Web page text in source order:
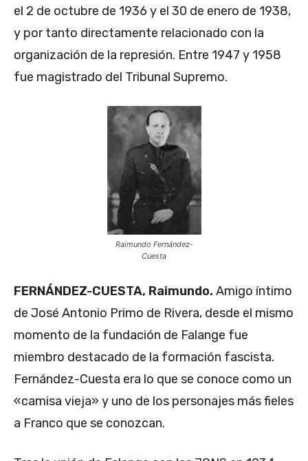
el 2 de octubre de 1936 y el 30 de enero de 1938,
y por tanto directamente relacionado con la
organización de la represión. Entre 1947 y 1958
fue magistrado del Tribunal Supremo.
Raimundo Fernández-
Cuesta
FERNÁNDEZ-CUESTA, Raimundo. Amigo íntimo
de José Antonio Primo de Rivera, desde el mismo
momento de la fundación de Falange fue
miembro destacado de la formación fascista.
Fernández-Cuesta era lo que se conoce como un
«camisa vieja» y uno de los personajes más fieles
a Franco que se conozcan.